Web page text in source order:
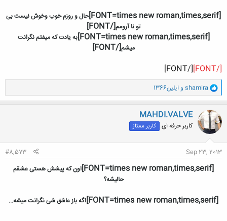
[FONT=times new roman,times,serif]
حال و روزم خوب وخوش نیست بی
تو نا آرومم[/FONT]
[FONT=times new roman,times,serif]
به یادت که میفتم نگرانت
میشم[/FONT]
[/FONT]
[/FONT]
و
ا
ک
ن
ش
ه
ا
shamira و ایلین1366
MAHDI.VALVE
کاربر حرفه ای کاربر ممتاز
Sep 23, 2013
#8,573
[FONT=times new roman,times,serif]
اون که پیشش هستی عشقم
حالیشه؟
[FONT=times new roman,times,serif] اگه باز عاشق شی نگرانت میشه...